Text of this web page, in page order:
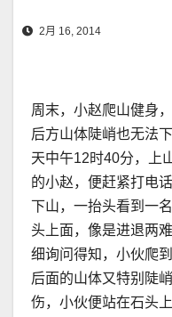
2月 16, 2014
周末，小赵爬山健身
后方山体陡峭也无法
天中午12时40分，上
的小赵，便赶紧打电
下山，一抬头看到一
头上面，像是进退两
细询问得知，小伙爬
后面的山体又特别陡
伤，小伙便站在石头